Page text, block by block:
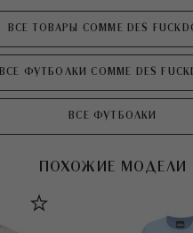
ВСЕ ТОВАРЫ COMME DES
ВСЕ ФУТБОЛКИ COMME DES
ВСЕ ФУТБОЛКИ
ПОХОЖИЕ МОДЕЛИ